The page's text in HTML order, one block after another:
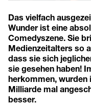
Das vielfach
Wunder ist eine
Comedyszene. Sie
Medienzeitalters so
dass sie sich
sie gesehen haben!
herkommen, wurden
Milliarde mal
besser.